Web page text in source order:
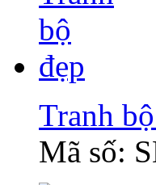
Tranh
Mã số: